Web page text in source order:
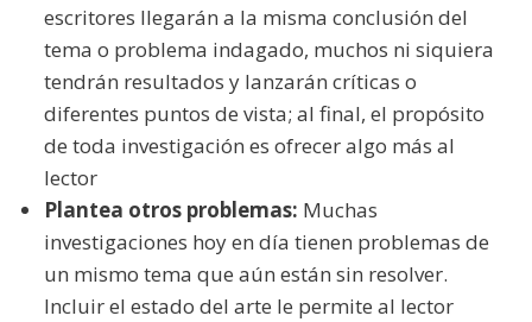
escritores llegarán a la misma conclusión del
tema o problema indagado, muchos ni siquiera
tendrán resultados y lanzarán críticas o
diferentes puntos de vista; al final, el propósito
de toda investigación es ofrecer algo más al
lector
Plantea otros problemas: Muchas
investigaciones hoy en día tienen problemas de
un mismo tema que aún están sin resolver.
Incluir el estado del arte le permite al lector